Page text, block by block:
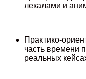
лекалами и
Практико-
часть времени
реальных